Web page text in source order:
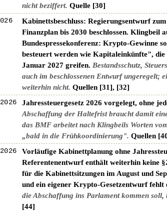
nicht beziffert. Quelle [30]
Kabinettsbeschluss: Regierungsentwurf
Finanzplan bis 2030 beschlossen. Klingbeil
Bundespressekonferenz: Krypto-Gewinne
besteuert werden wie Kapitaleinkünfte", die
Januar 2027 greifen. Bestandsschutz,
auch im beschlossenen Entwurf ungeregelt;
weiterhin nicht. Quellen [31], [32]
Jahressteuergesetz 2026 vorgelegt, ohne
Abschaffung der Haltefrist braucht damit
das BMF arbeitet nach Klingbeils Worten
„bald in die Frühkoordinierung". Quellen
Vorläufige Kabinettplanung ohne
Referentenentwurf enthält weiterhin keine
für die Kabinettsitzungen im August und
und ein eigener Krypto-Gesetzentwurf fehlt
die Abschaffung ins Parlament kommen soll,
[44]